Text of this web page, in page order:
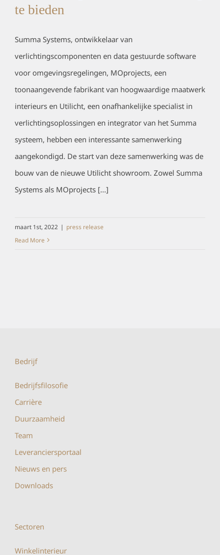
te bieden
Summa Systems, ontwikkelaar van
verlichtingscomponenten en data gestuurde software
voor omgevingsregelingen, MOprojects, een
toonaangevende fabrikant van hoogwaardige maatwerk
interieurs en Utilicht, een onafhankelijke specialist in
verlichtingsoplossingen en integrator van het Summa
systeem, hebben een interessante samenwerking
aangekondigd. De start van deze samenwerking was de
bouw van de nieuwe Utilicht showroom. Zowel Summa
Systems als MOprojects [...]
maart 1st, 2022 | press release
Read More
Bedrijf
Bedrijfsfilosofie
Carrière
Duurzaamheid
Team
Leveranciersportaal
Nieuws en pers
Downloads
Sectoren
Winkelinterieur